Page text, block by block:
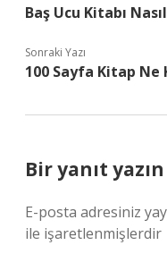
Baş Ucu Kitabı
Sonraki Yazı
100 Sayfa Kitap Ne
Bir yanıt yazın
E-posta adresiniz
ile işaretlenmişlerdir